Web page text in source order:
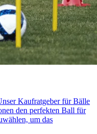
Kaufratgeber für Bälle
den perfekten Ball für
um das